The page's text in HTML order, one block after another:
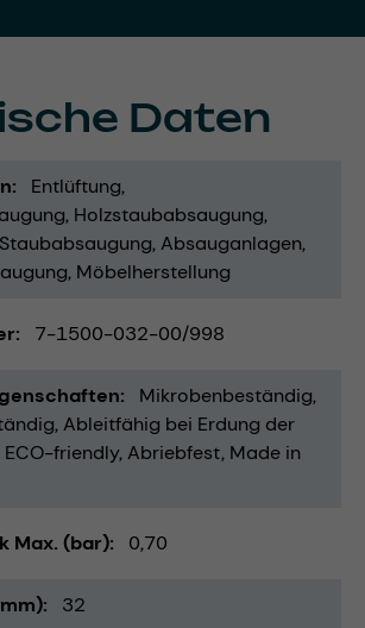
Daten
Entlüftung
Holzstaubabsaugung
Staubabsaugung Absauganlagen
Möbelherstellung
7-1500-032-00/998
Mikrobenbeständig
Ableitfähig bei Erdung der
ECO-friendly Abriebfest Made in
Max. (bar) 0,70
32